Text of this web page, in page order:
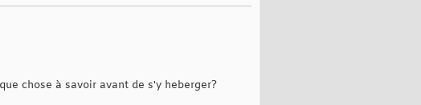
chose à savoir avant de s'y heberger?